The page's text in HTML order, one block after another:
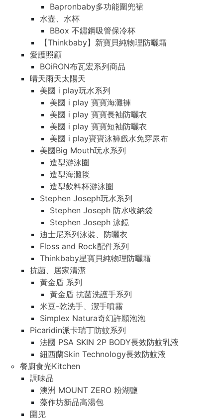
Bapronbaby多功能圍兜裙
水壺、水杯
BBox 不鏽鋼吸管保冷杯
【Thinkbaby】新寶貝純物理防曬霜
愛護照顧
BOiRON布瓦宏系列商品
晴天雨天太陽天
美國 i play玩水系列
美國 i play 寶寶海灘褲
美國 i play 寶寶長袖防曬衣
美國 i play 寶寶短袖防曬衣
美國 i play寶寶泳褲戲水免穿尿布
美國Big Mouth玩水系列
造型游泳圈
造型海灘毯
造型飲料杯游泳圈
Stephen Joseph玩水系列
Stephen Joseph 防水收納袋
Stephen Joseph 泳鏡
迪士尼系列泳裝、防曬衣
Floss and Rock配件系列
Thinkbaby星寶貝純物理防曬霜
抗菌、居家清潔
黃金盾 系列
黃金盾 抗菌洗護手系列
米豆-乾洗手、潔手噴霧
Simplex Natura奇幻許願泡泡
Picaridin派卡瑞丁防蚊系列
法國 PSA SKIN 2P BODY長效防蚊乳液
紐西蘭Skin Technology長效防蚊液
餐廚食光Kitchen
調味品
澳洲 MOUNT ZERO 粉湖鹽
藻作坊新品高湯包
圍兜